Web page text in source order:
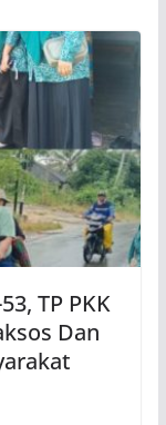
TP PKK
Dan